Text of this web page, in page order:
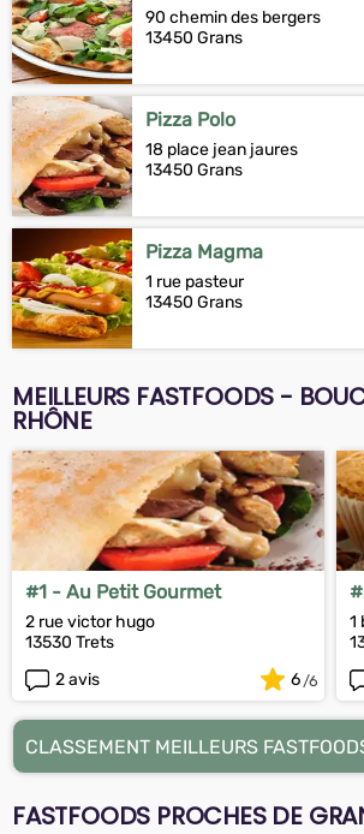
90 chemin des bergers
13450 Grans
Pizza Polo
18 place jean jaures
13450 Grans
Pizza Magma
1 rue pasteur
13450 Grans
MEILLEURS FASTFOODS -
RHÔNE
#1 - Au Petit Gourmet
2 rue victor hugo
13530 Trets
2 avis
6
1
CLASSEMENT MEILLEURS
FASTFOODS PROCHES DE